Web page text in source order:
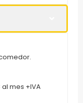
mes +IVA